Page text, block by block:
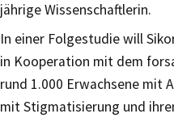
jährige Wissenschaftlerin.
In einer Folgestudie will
in Kooperation mit dem
rund 1.000 Erwachsene mit
mit Stigmatisierung und